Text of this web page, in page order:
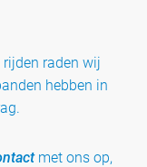
raden wij
hebben in
met ons op,